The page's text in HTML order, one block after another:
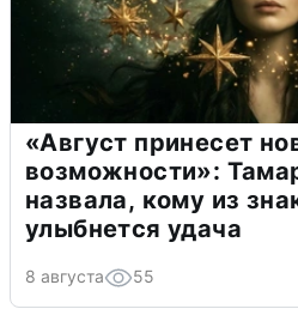
«Август принесет
возможности»:
назвала, кому из
улыбнется удача
8 августа 55